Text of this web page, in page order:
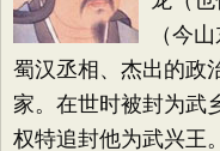
（今
蜀汉丞相、杰出的政
家。在世时被封为武
权特追封他为武兴王